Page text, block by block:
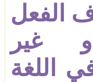
الفعل
غير
اللغة